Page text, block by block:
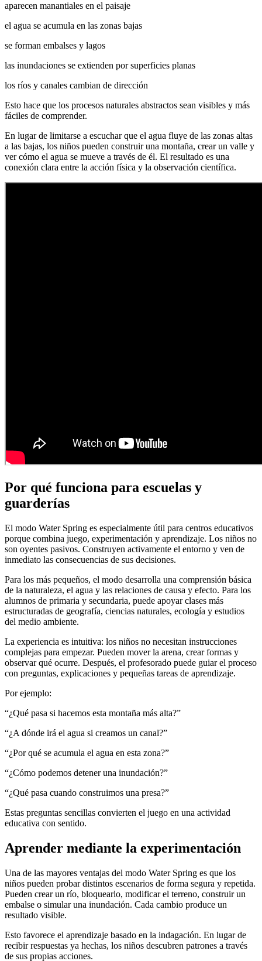
aparecen manantiales en el paisaje
el agua se acumula en las zonas bajas
se forman embalses y lagos
las inundaciones se extienden por superficies planas
los ríos y canales cambian de dirección
Esto hace que los procesos naturales abstractos sean visibles y más
fáciles de comprender.
En lugar de limitarse a escuchar que el agua fluye de las zonas altas
a las bajas, los niños pueden construir una montaña, crear un valle y
ver cómo el agua se mueve a través de él. El resultado es una
conexión clara entre la acción física y la observación científica.
Por qué funciona para escuelas y
guarderías
El modo Water Spring es especialmente útil para centros educativos
porque combina juego, experimentación y aprendizaje. Los niños no
son oyentes pasivos. Construyen activamente el entorno y ven de
inmediato las consecuencias de sus decisiones.
Para los más pequeños, el modo desarrolla una comprensión básica
de la naturaleza, el agua y las relaciones de causa y efecto. Para los
alumnos de primaria y secundaria, puede apoyar clases más
estructuradas de geografía, ciencias naturales, ecología y estudios
del medio ambiente.
La experiencia es intuitiva: los niños no necesitan instrucciones
complejas para empezar. Pueden mover la arena, crear formas y
observar qué ocurre. Después, el profesorado puede guiar el proceso
con preguntas, explicaciones y pequeñas tareas de aprendizaje.
Por ejemplo:
“¿Qué pasa si hacemos esta montaña más alta?”
“¿A dónde irá el agua si creamos un canal?”
“¿Por qué se acumula el agua en esta zona?”
“¿Cómo podemos detener una inundación?”
“¿Qué pasa cuando construimos una presa?”
Estas preguntas sencillas convierten el juego en una actividad
educativa con sentido.
Aprender mediante la experimentación
Una de las mayores ventajas del modo Water Spring es que los
niños pueden probar distintos escenarios de forma segura y repetida.
Pueden crear un río, bloquearlo, modificar el terreno, construir un
embalse o simular una inundación. Cada cambio produce un
resultado visible.
Esto favorece el aprendizaje basado en la indagación. En lugar de
recibir respuestas ya hechas, los niños descubren patrones a través
de sus propias acciones.